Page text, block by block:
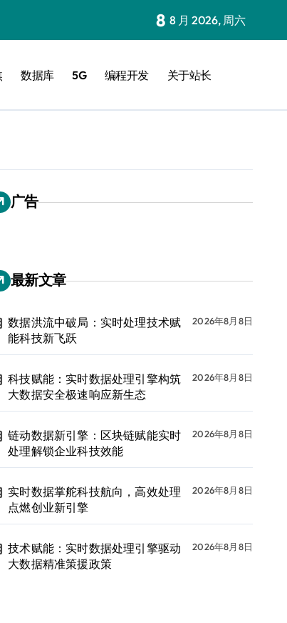
8 8 月 2026, 周六
数据库 5G 编程开发 关于站长
广告
最新文章
数据洪流中破局：实时处理技术赋
能科技新飞跃
2026年8月8日
科技赋能：实时数据处理引擎构筑
大数据安全极速响应新生态
2026年8月8日
链动数据新引擎：区块链赋能实时
处理解锁企业科技效能
2026年8月8日
实时数据掌舵科技航向，高效处理
点燃创业新引擎
2026年8月8日
技术赋能：实时数据处理引擎驱动
大数据精准策援政策
2026年8月8日